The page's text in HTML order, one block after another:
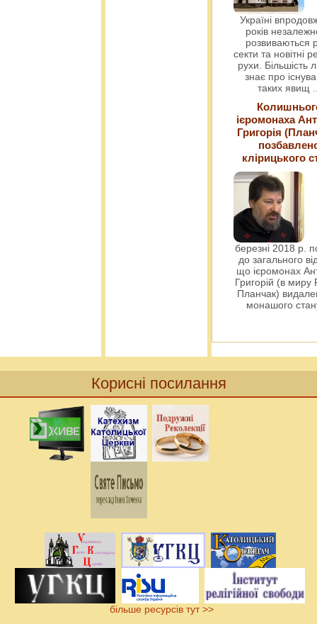
Україні
років
розвиваються
секти та новітні
рухи. Більшість
знає про
таких явищ
ієромонаха
Григорія
клірицького
березні 2018 р.
до загального
що ієромонах
Григорій (в миру
Планчак)
монашого
Корисні посилання
більше ресурсів тут >>